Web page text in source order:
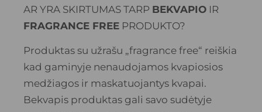
AR YRA SKIRTUMAS TARP BEKVAPIO IR
FRAGRANCE FREE PRODUKTO?
Produktas su užrašu „fragrance free“ reiškia
kad gaminyje nenaudojamos kvapiosios
medžiagos ir maskatuojantys kvapai.
Bekvapis produktas gali savo sudėtyje